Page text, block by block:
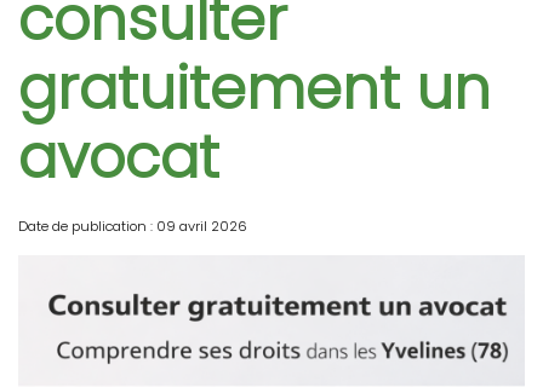
consulter
gratuitement un
avocat
Date de publication : 09 avril 2026